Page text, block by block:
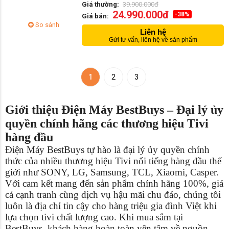
So sánh
Giá thường: 39.900.000đ
Giá bán: 24.990.000đ -38%
Liên hệ
Gửi tư vấn, liên hệ về sản phẩm
1 2 3
Giới thiệu Điện Máy BestBuys – Đại lý ủy
quyền chính hãng các thương hiệu Tivi
hàng đầu
Điện Máy BestBuys tự hào là đại lý ủy quyền chính
thức của nhiều thương hiệu Tivi nổi tiếng hàng đầu thế
giới như SONY, LG, Samsung, TCL, Xiaomi, Casper.
Với cam kết mang đến sản phẩm chính hãng 100%, giá
cả cạnh tranh cùng dịch vụ hậu mãi chu đáo, chúng tôi
luôn là địa chỉ tin cậy cho hàng triệu gia đình Việt khi
lựa chọn tivi chất lượng cao. Khi mua sắm tại